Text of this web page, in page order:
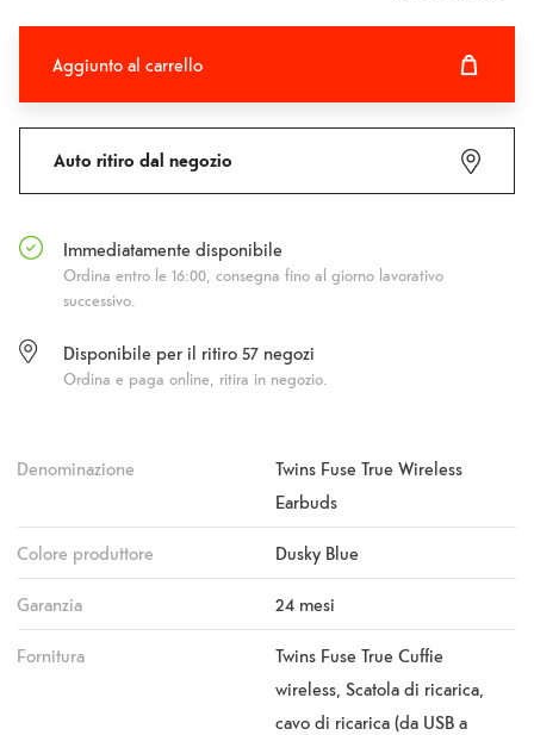
Aggiunto al carrello
Auto ritiro dal negozio
Immediatamente disponibile
Ordina entro le 16:00, consegna fino al giorno lavorativo
successivo.
Disponibile per il ritiro 57 negozi
Ordina e paga online, ritira in negozio.
Denominazione
Twins Fuse True Wireless
Earbuds
Colore produttore Dusky Blue
Garanzia 24 mesi
Fornitura
Twins Fuse True Cuffie
wireless, Scatola di ricarica,
cavo di ricarica (da USB a